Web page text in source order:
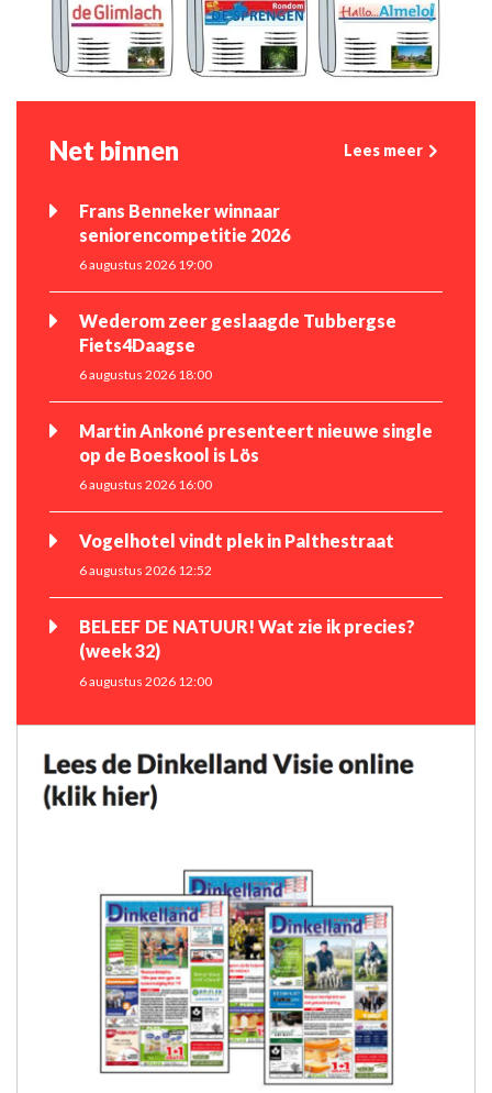
Net binnen Lees meer
Frans Benneker winnaar
seniorencompetitie 2026
6 augustus 2026 19:00
Wederom zeer geslaagde Tubbergse
Fiets4Daagse
6 augustus 2026 18:00
Martin Ankoné presenteert nieuwe single
op de Boeskool is Lös
6 augustus 2026 16:00
Vogelhotel vindt plek in Palthestraat
6 augustus 2026 12:52
BELEEF DE NATUUR! Wat zie ik precies?
(week 32)
6 augustus 2026 12:00